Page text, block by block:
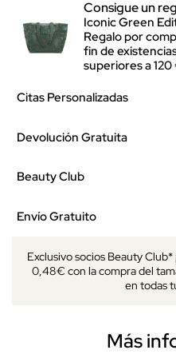
Consigue un
Iconic Green
Regalo por
fin de
superiores a 120
Citas Personalizadas
Devolución Gratuita
Beauty Club
Envío Gratuito
Exclusivo socios Beauty
0,48€ con la compra del
en todas
Más